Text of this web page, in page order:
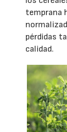
temprana
pérdidas
calidad.